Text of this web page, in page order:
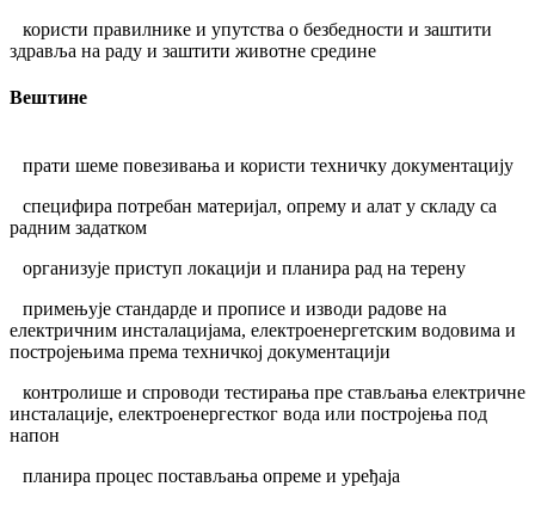
користи правилнике и упутства о безбедности и заштити
здравља на раду и заштити животне средине
Вештине
прати шеме повезивања и користи техничку документацију
специфира потребан материјал, опрему и алат у складу са
радним задатком
организује приступ локацији и планира рад на терену
примењује стандарде и прописе и изводи радове на
електричним инсталацијама, електроенергетским водовима и
постројењима према техничкој документацији
контролише и спроводи тестирања пре стављања електричне
инсталације, електроенергестког вода или постројења под
напон
планира процес постављања опреме и уређаја